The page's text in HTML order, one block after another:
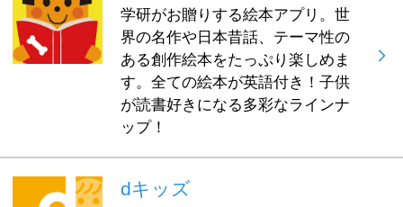
学研がお贈りする絵本アプリ。世
界の名作や日本昔話、テーマ性の
ある創作絵本をたっぷり楽しめま
す。全ての絵本が英語付き！子供
が読書好きになる多彩なラインナ
ップ！
dキッズ